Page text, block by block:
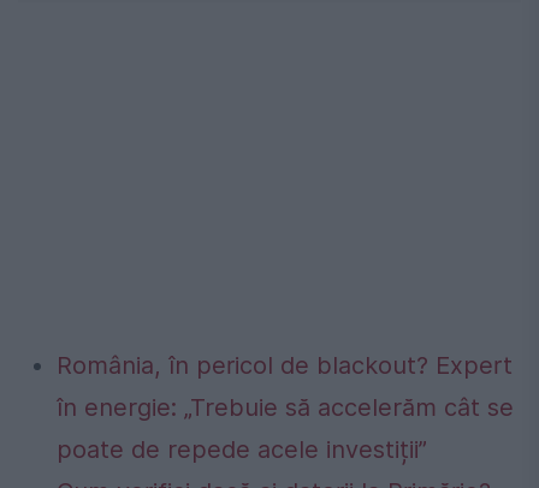
România, în pericol de blackout? Expert
în energie: „Trebuie să accelerăm cât se
poate de repede acele investiții”